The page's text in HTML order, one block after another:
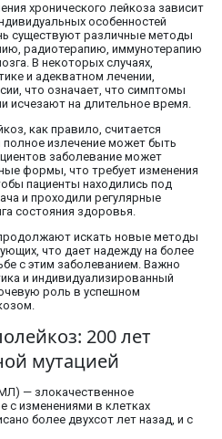
хронического лейкоза зависит
особенностей
существуют различные методы
радиотерапию, иммунотерапию
В некоторых случаях,
и адекватном лечении,
что означает, что симптомы
исчезают на длительное время.
как правило, считается
излечение может быть
заболевание может
формы, что требует изменения
пациенты находились под
и проходили регулярные
состояния здоровья.
искать новые методы
что дает надежду на более
с этим заболеванием. Важно
и индивидуализированный
роль в успешном
200 лет
мутацией
— злокачественное
с изменениями в клетках
более двухсот лет назад, и с